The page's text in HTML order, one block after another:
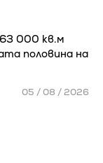
000 кв.м
половина на
05 / 08 / 2026